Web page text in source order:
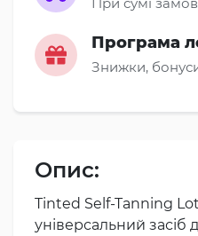
Програма
Знижки,
Опис:
Tinted Self-Tanning
універсальний засіб